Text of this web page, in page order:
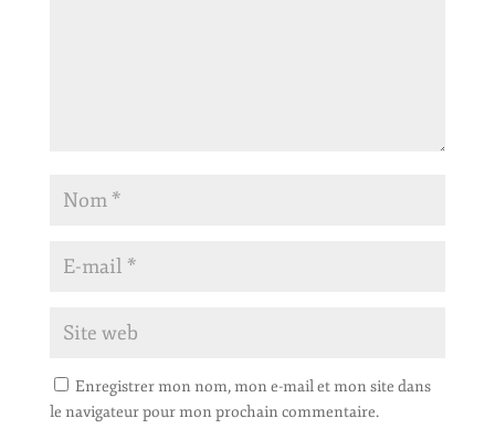
Enregistrer mon nom, mon e-mail et mon site dans
le navigateur pour mon prochain commentaire.